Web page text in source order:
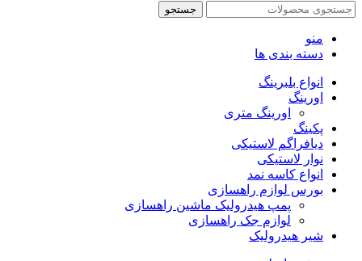
جستجو
منو
دسته بندی ها
انواع بلبرینگ
اورینگ
اورینگ متری
پکینگ
دیافراگم لاستیکی
نوار لاستیکی
انواع کاسه نمد
بورس لوازم راهسازی
پمپ هیدرولیک ماشین راهسازی
لوازم جک راهسازی
شیر هیدرولیک